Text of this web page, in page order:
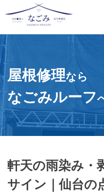
Skip
to
content
宮城県仙台市の屋根修理・
屋根修理なら
なごみルーフ
軒天の雨染み・
サイン｜仙台の